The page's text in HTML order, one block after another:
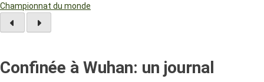
Championnat du monde
Confinée à Wuhan: un journal